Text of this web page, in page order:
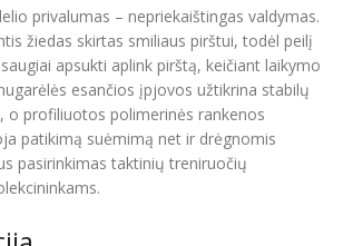
privalumas – nepriekaištingas valdymas.
žiedas skirtas smiliaus pirštui, todėl peilį
apsukti aplink pirštą, keičiant laikymo
esančios įpjovos užtikrina stabilų
o profiliuotos polimerinės rankenos
patikimą suėmimą net ir drėgnomis
pasirinkimas taktinių treniruočių